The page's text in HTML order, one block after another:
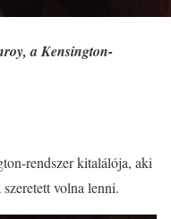
a Kensington-
rendszer kitalálója, aki
volna lenni.